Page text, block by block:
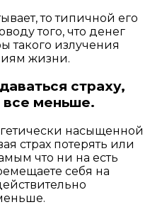
то типичной его
того, что денег
такого излучения
жизни.
страху,
все меньше.
насыщенной
страх потерять или
что ни на есть
себя на